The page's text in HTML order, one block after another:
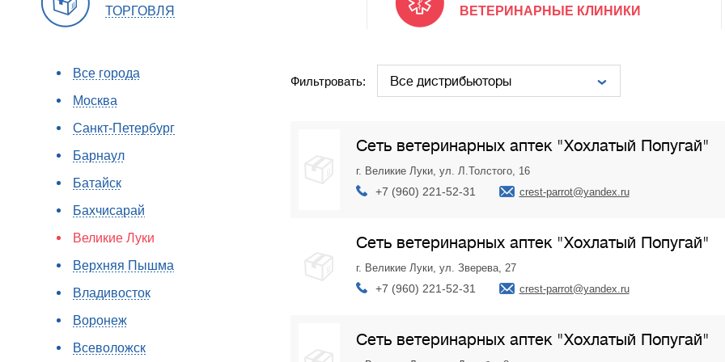
ТОРГОВЛЯ
ВЕТЕРИНАРНЫЕ КЛИНИКИ
Все города
Москва
Санкт-Петербург
Барнаул
Батайск
Бахчисарай
Великие Луки
Верхняя Пышма
Владивосток
Воронеж
Всеволожск
Фильтровать:
Сеть ветеринарных аптек "Хохлатый Попугай"
г. Великие Луки, ул. Л.Толстого, 16
+7 (960) 221-52-31 crest-parrot@yandex.ru
Сеть ветеринарных аптек "Хохлатый Попугай"
г. Великие Луки, ул. Зверева, 27
+7 (960) 221-52-31 crest-parrot@yandex.ru
Сеть ветеринарных аптек "Хохлатый Попугай"